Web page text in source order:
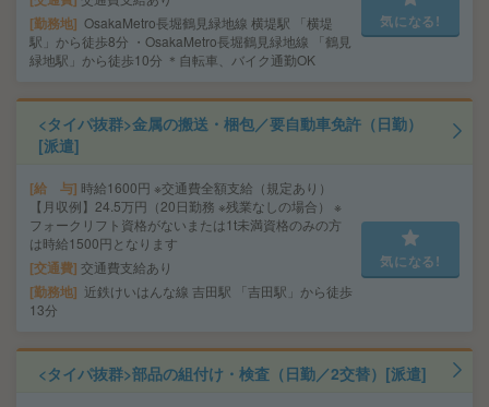
勤務地 OsakaMetro長堀鶴見緑地線 横堤駅 「横堤
駅」から徒歩8分 ・OsakaMetro長堀鶴見緑地線 「鶴見
緑地駅」から徒歩10分 ＊自転車、バイク通勤OK
気になる!
<タイパ抜群>金属の搬送・梱包／要自動車免許（日勤）
[派遣]
給 与 時給1600円 ※交通費全額支給（規定あり）
【月収例】24.5万円（20日勤務 ※残業なしの場合） ※
フォークリフト資格がないまたは1t未満資格のみの方
は時給1500円となります
交通費 交通費支給あり
勤務地
近鉄けいはんな線 吉田駅 「吉田駅」から徒歩
13分
気になる!
<タイパ抜群>部品の組付け・検査（日勤／2交替）[派遣]